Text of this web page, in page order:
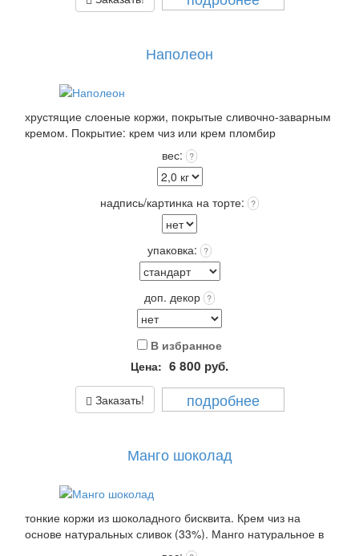
Наполеон
хрустящие слоеные коржи, покрытые сливочно-заварным
кремом. Покрытие: крем чиз или крем пломбир
выбранного цвета +12 цветов Покрытия входит в
Выберите: сделать Надпись на торте, это придаст торту
оригинальность и порадует Получателя!
Упаковка: Стандарт (белая) входит в стоимость.
Срок хранения: 72 часа (3 суток) при t 4+(-)2
вес: ?
надпись/картинка на торте: ?
упаковка: ?
доп. декор ?
В избранное
Цена: 6 800 руб.
Заказать! подробнее
Манго шоколад
тонкие коржи из шоколадного бисквита. Крем чиз на
основе натуральных сливок (33%). Манго натуральное в
виде кремю. Покрытие: крем чиз или крем пломбир